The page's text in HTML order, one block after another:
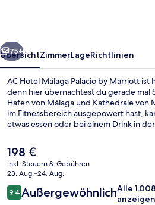
Weiter
75+
ÜbersichtZimmerLageRichtlinien
AC Hotel Málaga Palacio by Marriott
denn hier übernachtest du gerade mal
Hafen von Málaga und Kathedrale von
im Fitnessbereich ausgepowert hast,
etwas essen oder bei einem Drink in
und eine Terrasse. Anderen Reisenden
Personal und die Lage sehr gut. Die
nur einen kurzen Fußmarsch entfernt:
sind es 2 Minuten und zur Metrostation
Der
aktuelle
Preis
198 €.
198 €
inkl. Steuern & Gebühren
23. Aug.–24. Aug.
Bewertungen
9,49,4 von 10.
AußergewöhnlichAlle
anzeigen